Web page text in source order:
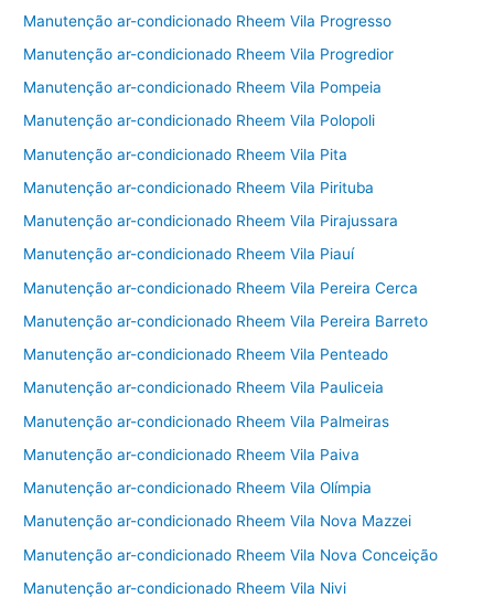
Manutenção ar-condicionado Rheem Vila Progresso
Manutenção ar-condicionado Rheem Vila Progredior
Manutenção ar-condicionado Rheem Vila Pompeia
Manutenção ar-condicionado Rheem Vila Polopoli
Manutenção ar-condicionado Rheem Vila Pita
Manutenção ar-condicionado Rheem Vila Pirituba
Manutenção ar-condicionado Rheem Vila Pirajussara
Manutenção ar-condicionado Rheem Vila Piauí
Manutenção ar-condicionado Rheem Vila Pereira Cerca
Manutenção ar-condicionado Rheem Vila Pereira Barreto
Manutenção ar-condicionado Rheem Vila Penteado
Manutenção ar-condicionado Rheem Vila Pauliceia
Manutenção ar-condicionado Rheem Vila Palmeiras
Manutenção ar-condicionado Rheem Vila Paiva
Manutenção ar-condicionado Rheem Vila Olímpia
Manutenção ar-condicionado Rheem Vila Nova Mazzei
Manutenção ar-condicionado Rheem Vila Nova Conceição
Manutenção ar-condicionado Rheem Vila Nivi